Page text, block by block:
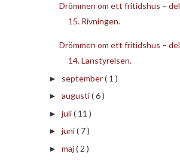
Drömmen om ett fritidshus – del
15. Rivningen.
Drömmen om ett fritidshus – del
14. Länstyrelsen.
► september( 1 )
► augusti( 6 )
► juli( 11 )
► juni( 7 )
► maj( 2 )